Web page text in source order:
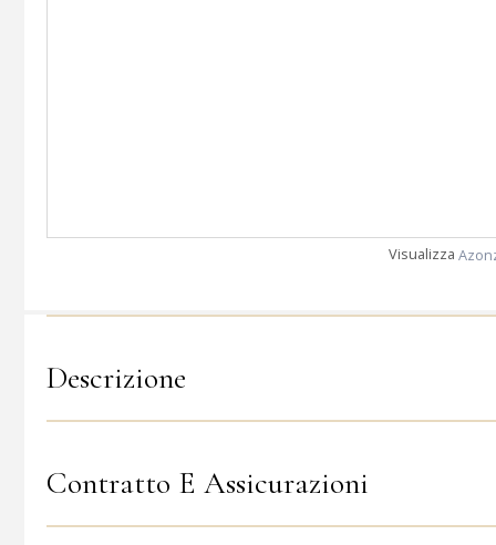
Visualizza
Descrizione
Contratto E Assicurazioni